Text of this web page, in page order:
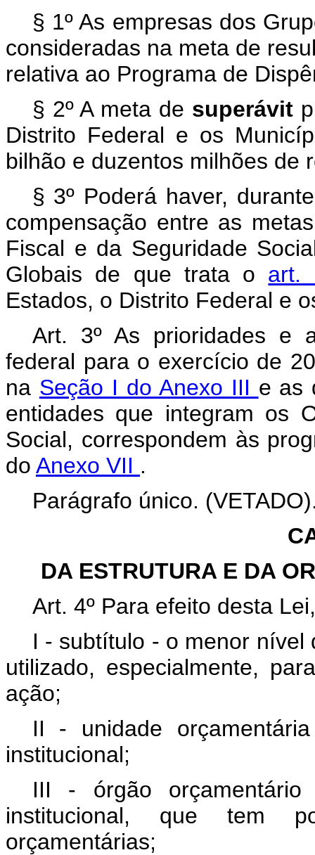
§ 1º As empresas dos
consideradas na meta de
relativa ao Programa de
§ 2º A meta de superávit
Distrito Federal e os
bilhão e duzentos milhões de
§ 3º Poderá haver,
compensação entre as
Fiscal e da Seguridade
Globais de que trata o
Estados, o Distrito Federal e
Art. 3º As prioridades e
federal para o exercício de
na Seção I do Anexo III e as
entidades que integram os
Social, correspondem às
do Anexo VII .
Parágrafo único.
DA ESTRUTURA E DA
Art. 4º Para efeito desta
I - subtítulo - o menor nível
utilizado, especialmente,
ação;
II - unidade
institucional;
III - órgão
institucional, que tem
orçamentárias;